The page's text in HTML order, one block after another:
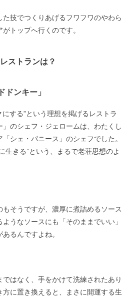
技でつくりあげるフワフワのやわら
トップへ行くのです。
ストランは？
ドンキー」
する”という理想を掲げるレストラ
のシェフ・ジェロームは、わたくし
シェ・パニース」のシェフでした。
生きる”という、まるで老荘思想のよ
そうですが、濃厚に煮詰めるソース
うなソースにも「そのままでいい」
るんですよね。
はなく、手をかけて洗練されたあり
に置き換えると、まさに開運する生